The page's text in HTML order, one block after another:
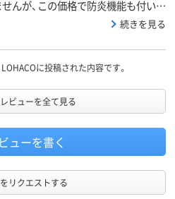
んが、この価格で防炎機能も付いて
シンプルでよかったです。続きを見る
に投稿された内容です。
ビューを全て見る
ューを書く
リクエストする